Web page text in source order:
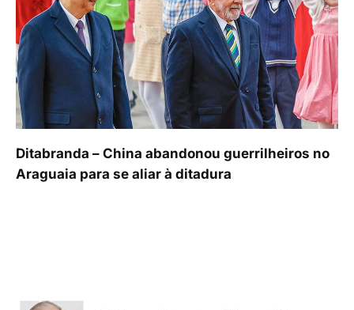
Ditabranda – China abandonou guerrilheiros no
Araguaia para se aliar à ditadura